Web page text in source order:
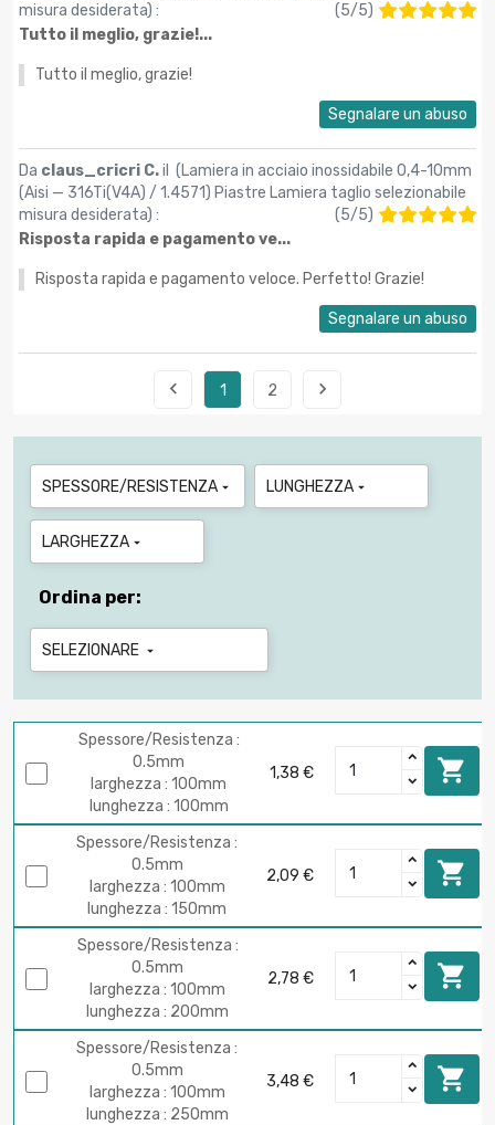
misura desiderata) : (5/5)
Tutto il meglio, grazie!...
Tutto il meglio, grazie!
Segnalare un abuso
Da claus_cricri C.il (Lamiera in acciaio inossidabile 0,4-10mm
(Aisi — 316Ti(V4A) / 1.4571) Piastre Lamiera taglio selezionabile
misura desiderata) : (5/5)
Risposta rapida e pagamento ve...
Risposta rapida e pagamento veloce. Perfetto! Grazie!
Segnalare un abuso
 1 2 
SPESSORE/RESISTENZA  LUNGHEZZA 
LARGHEZZA 
Ordina per:
SELEZIONARE 
Spessore/Resistenza :
0.5mm
larghezza : 100mm
lunghezza : 100mm
1,38 € 
Spessore/Resistenza :
0.5mm
larghezza : 100mm
lunghezza : 150mm
2,09 € 
Spessore/Resistenza :
0.5mm
larghezza : 100mm
lunghezza : 200mm
2,78 € 
Spessore/Resistenza :
0.5mm
larghezza : 100mm
lunghezza : 250mm
3,48 € 